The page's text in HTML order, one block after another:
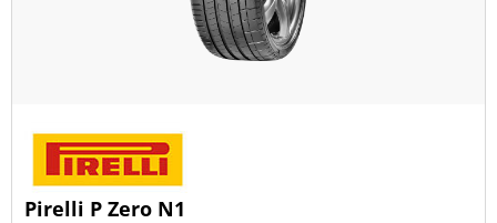
Pirelli P Zero N1